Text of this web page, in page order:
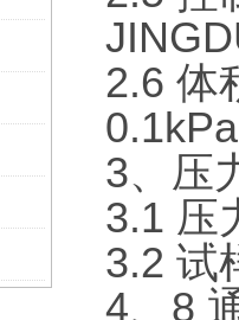
2.6 体
3、压
3.1 压
3.2 试
4、8